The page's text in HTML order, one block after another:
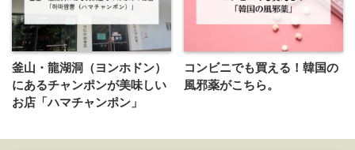
釜山・龍湖洞（ヨンホドン）
にあるチャンポンが美味しい
お店「ハマチャンポン」
コンビニでも買える！韓国の
風邪薬がこちら。